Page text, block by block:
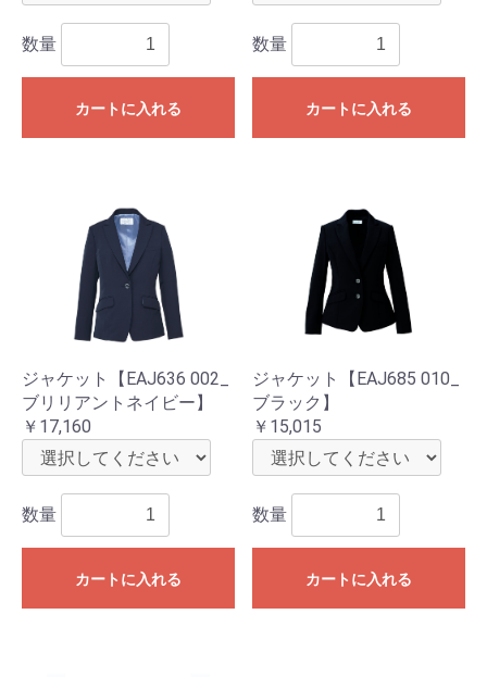
数量
カートに入れる
数量
カートに入れる
ジャケット【EAJ636 002_
ブリリアントネイビー】
￥17,160
数量
カートに入れる
ジャケット【EAJ685 010_
ブラック】
￥15,015
数量
カートに入れる